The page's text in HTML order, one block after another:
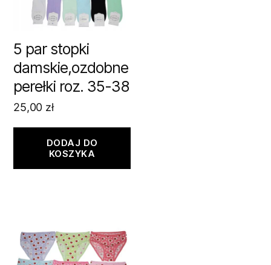
5 par stopki
damskie,ozdobne
perełki roz. 35-38
25,00 zł
DODAJ DO
KOSZYKA